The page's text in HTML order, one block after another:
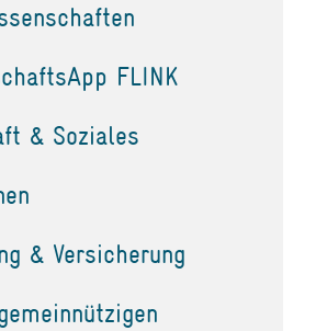
FLINK
& Soziales
& Versicherung